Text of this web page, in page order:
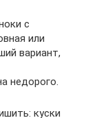
с
или
вариант,
недорого.
куски